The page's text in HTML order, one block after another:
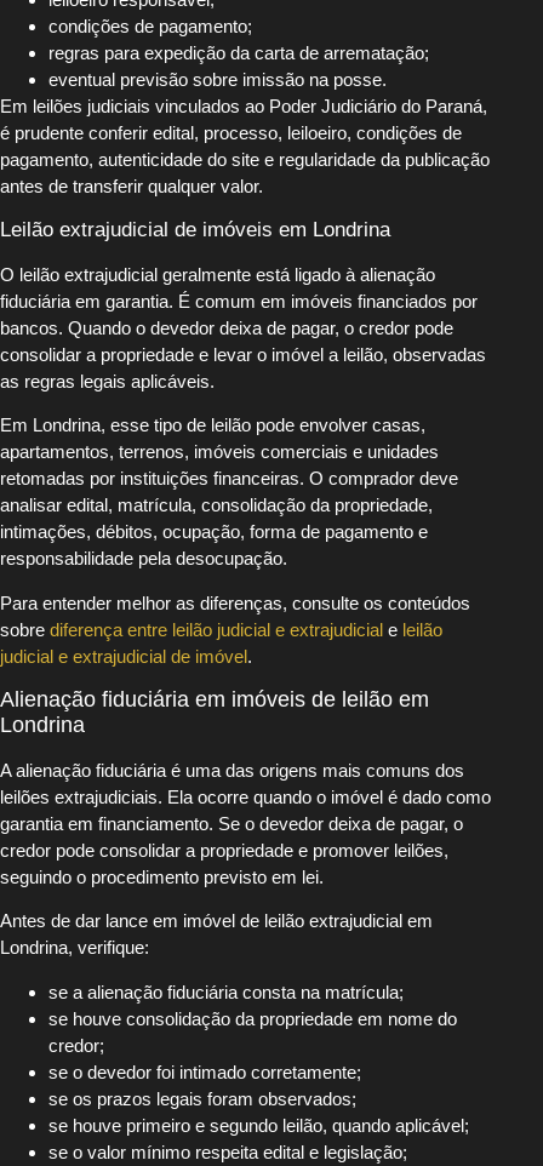
condições de pagamento;
regras para expedição da carta de arrematação;
eventual previsão sobre imissão na posse.
Em leilões judiciais vinculados ao Poder Judiciário do Paraná,
é prudente conferir edital, processo, leiloeiro, condições de
pagamento, autenticidade do site e regularidade da publicação
antes de transferir qualquer valor.
Leilão extrajudicial de imóveis em Londrina
O leilão extrajudicial geralmente está ligado à alienação
fiduciária em garantia. É comum em imóveis financiados por
bancos. Quando o devedor deixa de pagar, o credor pode
consolidar a propriedade e levar o imóvel a leilão, observadas
as regras legais aplicáveis.
Em Londrina, esse tipo de leilão pode envolver casas,
apartamentos, terrenos, imóveis comerciais e unidades
retomadas por instituições financeiras. O comprador deve
analisar edital, matrícula, consolidação da propriedade,
intimações, débitos, ocupação, forma de pagamento e
responsabilidade pela desocupação.
Para entender melhor as diferenças, consulte os conteúdos
sobre diferença entre leilão judicial e extrajudicial e leilão
judicial e extrajudicial de imóvel.
Alienação fiduciária em imóveis de leilão em
Londrina
A alienação fiduciária é uma das origens mais comuns dos
leilões extrajudiciais. Ela ocorre quando o imóvel é dado como
garantia em financiamento. Se o devedor deixa de pagar, o
credor pode consolidar a propriedade e promover leilões,
seguindo o procedimento previsto em lei.
Antes de dar lance em imóvel de leilão extrajudicial em
Londrina, verifique:
se a alienação fiduciária consta na matrícula;
se houve consolidação da propriedade em nome do
credor;
se o devedor foi intimado corretamente;
se os prazos legais foram observados;
se houve primeiro e segundo leilão, quando aplicável;
se o valor mínimo respeita edital e legislação;